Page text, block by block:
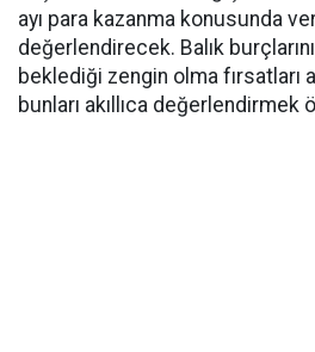
ayı para kazanma konusunda
değerlendirecek. Balık
beklediği zengin olma fırsatları
bunları akıllıca değerlendirmek